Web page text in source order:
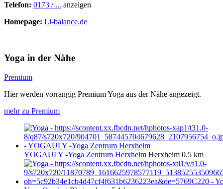
Telefon: 0173 / ... anzeigen
Homepage: Li-balance.de
Yoga in der Nähe
Premium
Hier werden vorrangig Premium Yoga aus der Nähe angezeigt.
mehr zu Premium
YOGAULY -Yoga Zentrum Herxheim Herxheim 0.5 km